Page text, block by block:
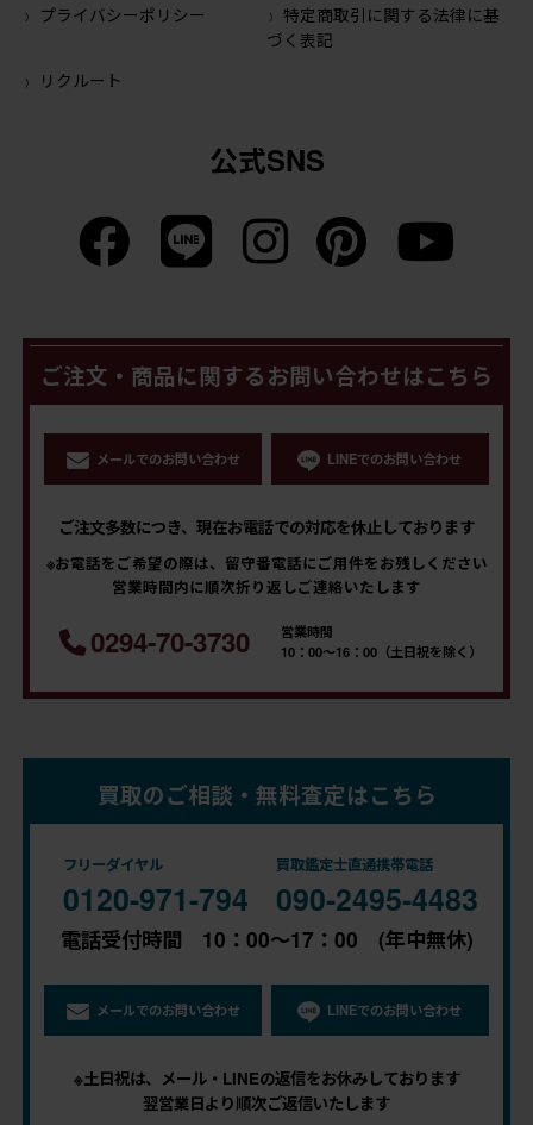
プライバシーポリシー
特定商取引に関する法律に基
づく表記
リクルート
公式SNS
ご注文・商品に関するお問い合わせはこちら
メールでのお問い合わせ LINEでのお問い合わせ
ご注文多数につき、現在お電話での対応を休止しております
※お電話をご希望の際は、留守番電話にご用件をお残しください
営業時間内に順次折り返しご連絡いたします
0294-70-3730
営業時間
10：00～16：00（土日祝を除く）
買取のご相談・無料査定はこちら
フリーダイヤル
0120-971-794
買取鑑定士直通携帯電話
090-2495-4483
電話受付時間 10：00～17：00 (年中無休)
メールでのお問い合わせ LINEでのお問い合わせ
※土日祝は、メール・LINEの返信をお休みしております
翌営業日より順次ご返信いたします